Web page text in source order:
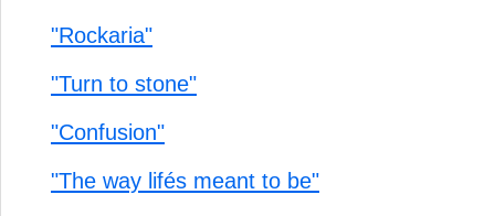
"Rockaria"
"Turn to stone"
"Confusion"
"The way lifés meant to be"